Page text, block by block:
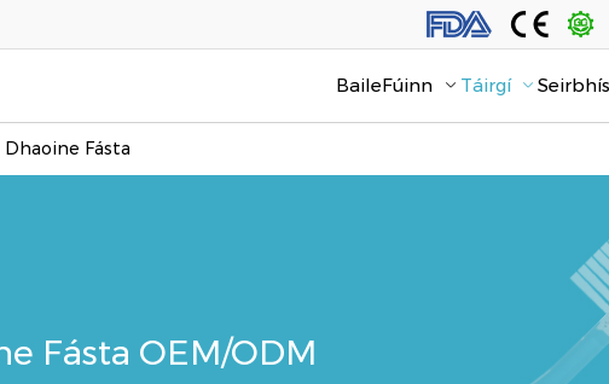
BaileFúinn Táirgí
Dhaoine Fásta
Fásta OEM/ODM